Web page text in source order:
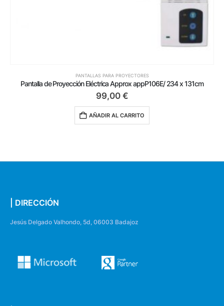
PANTALLAS PARA PROYECTORES
Pantalla de Proyección Eléctrica Approx appP106E/ 234 x 131cm
99,00 €
AÑADIR AL CARRITO
| DIRECCIÓN
Jesús Delgado Valhondo, 5d, 06003 Badajoz